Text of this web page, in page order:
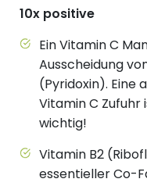
10x positive
Ein Vitamin C
Ausscheidung
(Pyridoxin). Eine
Vitamin C Zufuhr
wichtig!
Vitamin B2
essentieller Co-